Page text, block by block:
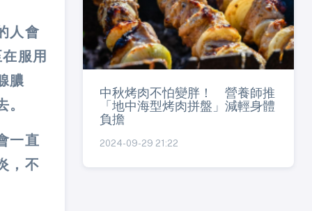
人會
服用
膿
一直
，不
中秋烤肉不怕變胖！ 營養師推
「地中海型烤肉拼盤」減輕身體
負擔
2024-09-29 21:22